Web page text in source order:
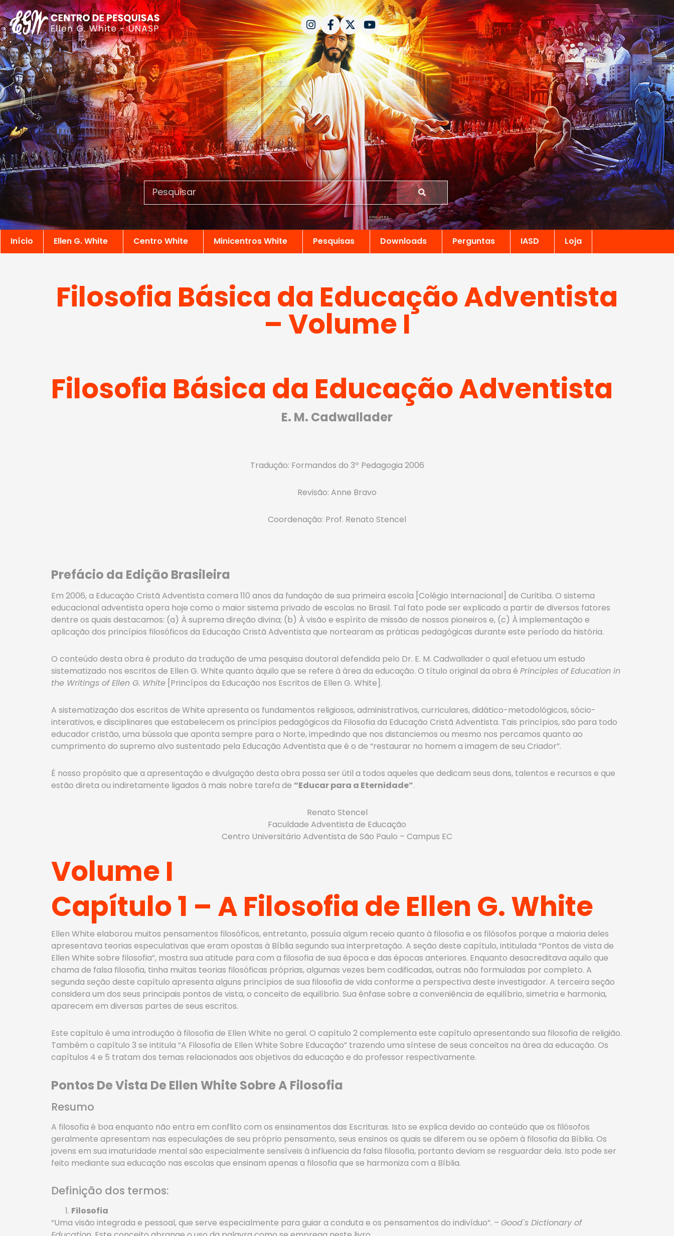
Início Ellen G. White Centro White Minicentros White Pesquisas Downloads Perguntas IASD Loja
Filosofia Básica da Educação Adventista
– Volume I
Filosofia Básica da Educação Adventista
E. M. Cadwallader
Tradução: Formandos do 3º Pedagogia 2006
Revisão: Anne Bravo
Coordenação: Prof. Renato Stencel
Prefácio da Edição Brasileira
Em 2006, a Educação Cristã Adventista comera 110 anos da fundação de sua primeira escola [Colégio Internacional] de Curitiba. O sistema
educacional adventista opera hoje como o maior sistema privado de escolas no Brasil. Tal fato pode ser explicado a partir de diversos fatores
dentre os quais destacamos: (a) À suprema direção divina; (b) À visão e espírito de missão de nossos pioneiros e, (c) À implementação e
aplicação dos princípios filosóficos da Educação Cristã Adventista que nortearam as práticas pedagógicas durante este período da história.
O conteúdo desta obra é produto da tradução de uma pesquisa doutoral defendida pelo Dr. E. M. Cadwallader o qual efetuou um estudo
sistematizado nos escritos de Ellen G. White quanto àquilo que se refere à área da educação. O título original da obra é Principles of Education in
the Writings of Ellen G. White [Princípos da Educação nos Escritos de Ellen G. White].
A sistematização dos escritos de White apresenta os fundamentos religiosos, administrativos, curriculares, didático-metodológicos, sócio-
interativos, e disciplinares que estabelecem os princípios pedagógicos da Filosofia da Educação Cristã Adventista. Tais princípios, são para todo
educador cristão, uma bússola que aponta sempre para o Norte, impedindo que nos distanciemos ou mesmo nos percamos quanto ao
cumprimento do supremo alvo sustentado pela Educação Adventista que é o de “restaurar no homem a imagem de seu Criador”.
É nosso propósito que a apresentação e divulgação desta obra possa ser útil a todos aqueles que dedicam seus dons, talentos e recursos e que
estão direta ou indiretamente ligados à mais nobre tarefa de “Educar para a Eternidade”.
Renato Stencel
Faculdade Adventista de Educação
Centro Universitário Adventista de São Paulo – Campus EC
Volume I
Capítulo 1 – A Filosofia de Ellen G. White
Ellen White elaborou muitos pensamentos filosóficos, entretanto, possuía algum receio quanto à filosofia e os filósofos porque a maioria deles
apresentava teorias especulativas que eram opostas à Bíblia segundo sua interpretação. A seção deste capítulo, intitulada “Pontos de vista de
Ellen White sobre filosofia”, mostra sua atitude para com a filosofia de sua época e das épocas anteriores. Enquanto desacreditava aquilo que
chama de falsa filosofia, tinha muitas teorias filosóficas próprias, algumas vezes bem codificadas, outras não formuladas por completo. A
segunda seção deste capítulo apresenta alguns princípios de sua filosofia de vida conforme a perspectiva deste investigador. A terceira seção
considera um dos seus principais pontos de vista, o conceito de equilíbrio. Sua ênfase sobre a conveniência de equilíbrio, simetria e harmonia,
aparecem em diversas partes de seus escritos.
Este capítulo é uma introdução à filosofia de Ellen White no geral. O capítulo 2 complementa este capítulo apresentando sua filosofia de religião.
Também o capítulo 3 se intitula “A Filosofia de Ellen White Sobre Educação” trazendo uma síntese de seus conceitos na área da educação. Os
capítulos 4 e 5 tratam dos temas relacionados aos objetivos da educação e do professor respectivamente.
Pontos De Vista De Ellen White Sobre A Filosofia
Resumo
A filosofia é boa enquanto não entra em conflito com os ensinamentos das Escrituras. Isto se explica devido ao conteúdo que os filósofos
geralmente apresentam nas especulações de seu próprio pensamento, seus ensinos os quais se diferem ou se opõem à filosofia da Bíblia. Os
jovens em sua imaturidade mental são especialmente sensíveis à influencia da falsa filosofia, portanto deviam se resguardar dela. Isto pode ser
feito mediante sua educação nas escolas que ensinam apenas a filosofia que se harmoniza com a Bíblia.
Definição dos termos:
Filosofia
“Uma visão integrada e pessoal, que serve especialmente para guiar a conduta e os pensamentos do indivíduo”. – Good`s Dictionary of